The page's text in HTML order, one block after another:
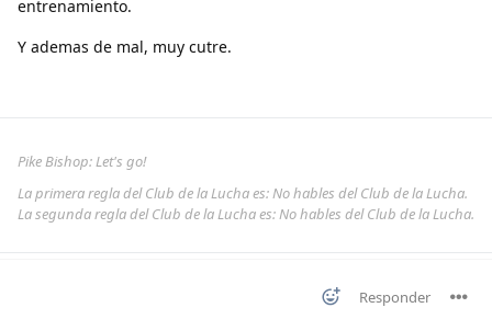
entrenamiento.
Y ademas de mal, muy cutre.
Pike Bishop: Let's go!
La primera regla del Club de la Lucha es: No hables del Club de la Lucha.
La segunda regla del Club de la Lucha es: No hables del Club de la Lucha.
Responder